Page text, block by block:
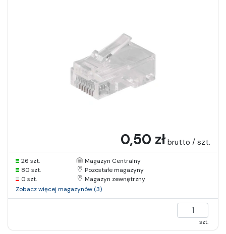
0,50 zł brutto / szt.
26 szt.
Magazyn Centralny
80 szt.
Pozostałe magazyny
0 szt.
Magazyn zewnętrzny
Zobacz więcej magazynów (3)
szt.